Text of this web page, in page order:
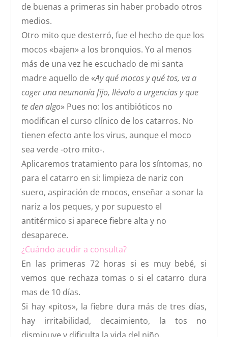
de buenas a primeras sin haber probado otros
medios.
Otro mito que desterró, fue el hecho de que los
mocos «bajen» a los bronquios. Yo al menos
más de una vez he escuchado de mi santa
madre aquello de «Ay qué mocos y qué tos, va a
coger una neumonía fijo, llévalo a urgencias y que
te den algo» Pues no: losantibióticos no
modifican el curso clínico de los catarros. No
tienen efecto ante los virus, aunque el moco
sea verde -otro mito-.
Aplicaremos tratamiento para los síntomas, no
para el catarro en si: limpieza de nariz con
suero, aspiración de mocos, enseñar a sonar la
nariz a los peques, y por supuesto el
antitérmico si aparece fiebre alta y no
desaparece.
¿Cuándo acudir a consulta?
En las primeras 72 horas si es muy bebé, si
vemos que rechaza tomas o si el catarro dura
mas de 10 días.
Si hay «pitos», la fiebre dura más de tres días,
hay irritabilidad, decaimiento, la tos no
disminuye y dificulta la vida del niño.